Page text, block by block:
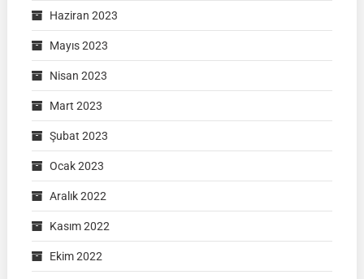
Haziran 2023
Mayıs 2023
Nisan 2023
Mart 2023
Şubat 2023
Ocak 2023
Aralık 2022
Kasım 2022
Ekim 2022